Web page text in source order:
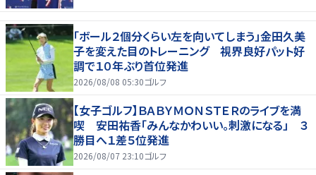
「ボール２個分くらい左を向いてしまう」金田久美
子を変えた目のトレーニング 視界良好パット好
調で１０年ぶり首位発進
2026/08/08 05:30ゴルフ
【女子ゴルフ】ＢＡＢＹＭＯＮＳＴＥＲのライブを満
喫 安田祐香「みんなかわいい。刺激になる」 ３
勝目へ１差５位発進
2026/08/07 23:10ゴルフ